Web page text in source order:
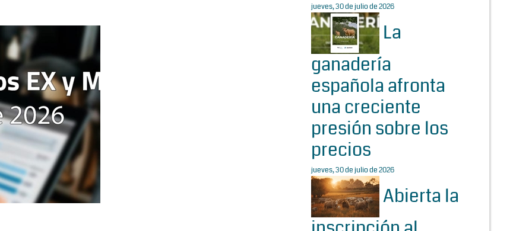
jueves, 30 de julio de 2026
La
ganadería
española afronta
una creciente
presión sobre los
precios
jueves, 30 de julio de 2026
Abierta la